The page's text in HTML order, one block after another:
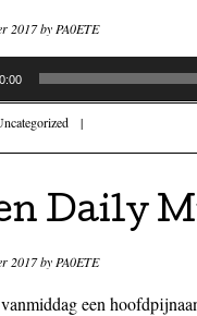
2017by PA0ETE
|
Daily
2017by PA0ETE
een